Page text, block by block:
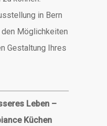
in Bern
Möglichkeiten
Gestaltung Ihres
Leben –
Küchen